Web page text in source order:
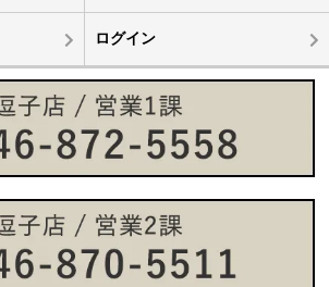
ログイン